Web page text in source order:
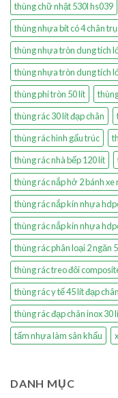
thùng chữ nhật 530l hs039
thùng nhựa bít có 4 chân
thùng nhựa tròn dung tích
thùng nhựa tròn dung tích
thùng phi tròn 50 lít
thùng rác 30 lít đạp chân
thùng rác hình gấu trúc
thùng rác nhà bếp 120 lít
thùng rác nắp hở 2 bánh
thùng rác nắp kín nhựa
thùng rác nắp kín nhựa
thùng rác phân loại 2 ngăn
thùng rác treo đôi
thùng rác y tế 45 lít đạp chân
thùng rác đạp chân inox 30
tấm nhựa làm sân khấu
DANH MỤC